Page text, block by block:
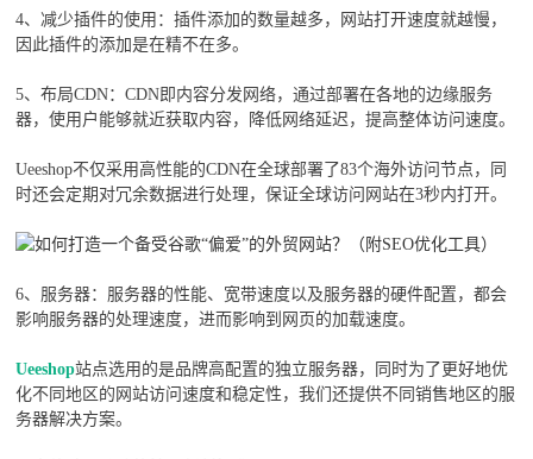
4、减少插件的使用：插件添加的数量越多，网站打开速度就越慢，
因此插件的添加是在精不在多。
5、布局CDN：CDN即内容分发网络，通过部署在各地的边缘服务
器，使用户能够就近获取内容，降低网络延迟，提高整体访问速度。
Ueeshop不仅采用高性能的CDN在全球部署了83个海外访问节点，同
时还会定期对冗余数据进行处理，保证全球访问网站在3秒内打开。
6、服务器：服务器的性能、宽带速度以及服务器的硬件配置，都会
影响服务器的处理速度，进而影响到网页的加载速度。
Ueeshop站点选用的是品牌高配置的独立服务器，同时为了更好地优
化不同地区的网站访问速度和稳定性，我们还提供不同销售地区的服
务器解决方案。